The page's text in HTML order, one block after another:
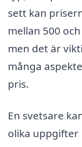
sett kan
mellan 500
men det är
många
pris.
En svetsare
olika uppgifter